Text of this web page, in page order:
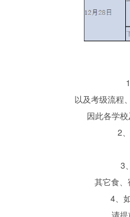
1
以及考级流程
因此各学
2
3
其它食
4、
请